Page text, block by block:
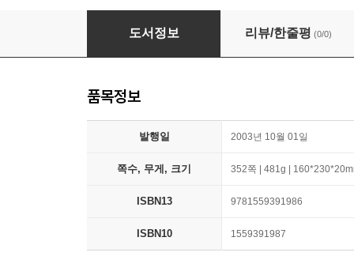
Buddhist Philosophy: Losang Gonchok's
도서정보 리뷰/한줄평 (0/0)
품목정보
발행일 2003년 10월 01일
쪽수, 무게, 크기 352쪽 | 481g |
ISBN13 9781559391986
ISBN10 1559391987